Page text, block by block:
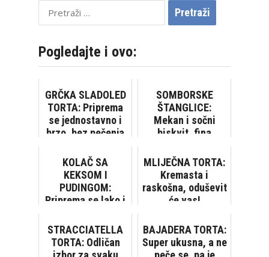
Pretraži:
Pogledajte i ovo:
GRČKA SLADOLED
TORTA: Priprema
se jednostavno i
brzo, bez pečenja
SOMBORSKE
ŠTANGLICE:
Mekan i sočni
biskvit, fina
zadovoljstvo!
KOLAČ SA
KEKSOM I
PUDINGOM:
Priprema se lako i
[VIDEO]
MLIJEČNA TORTA:
Kremasta i
raskošna, oduševit
će vas!
STRACCIATELLA
TORTA: Odličan
BAJADERA TORTA:
Super ukusna, a ne